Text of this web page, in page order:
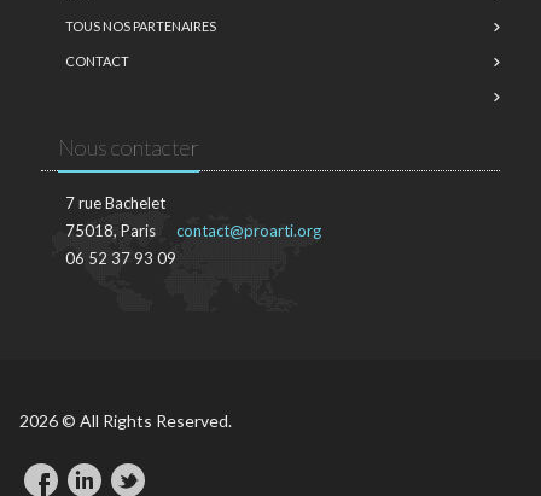
TOUS NOS PARTENAIRES
CONTACT
Nous contacter
7 rue Bachelet
75018, Paris
06 52 37 93 09
contact@proarti.org
2026 © All Rights Reserved.